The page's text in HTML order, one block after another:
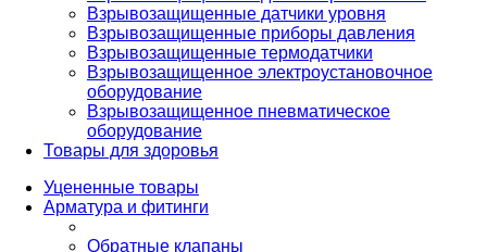
Взрывозащищенные датчики уровня
Взрывозащищенные приборы давления
Взрывозащищенные термодатчики
Взрывозащищенное электроустановочное
оборудование
Взрывозащищенное пневматическое
оборудование
Товары для здоровья
Уцененные товары
Арматура и фитинги
Обратные клапаны